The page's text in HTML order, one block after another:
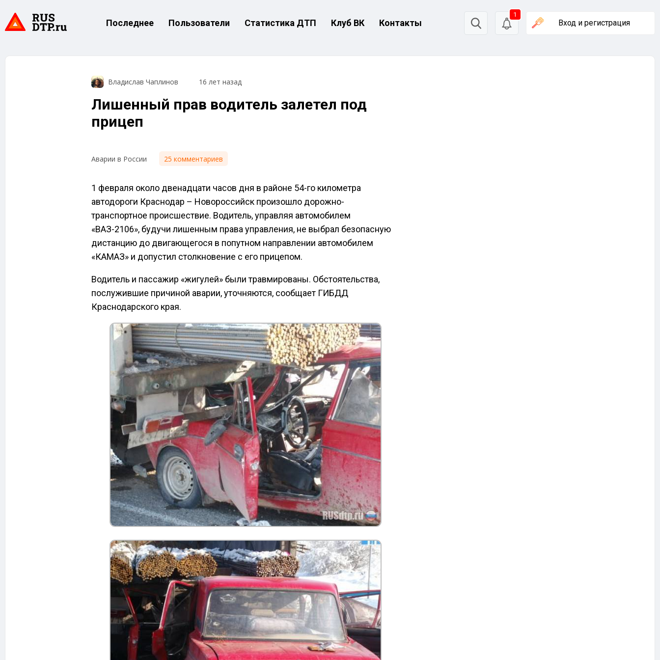
Последнее Пользователи Статистика ДТП Клуб ВК Контакты
1
Вход и регистрация
Владислав Чаплинов 16 лет назад
Лишенный прав водитель залетел под
прицеп
Аварии в России 25 комментариев
1 февраля около двенадцати часов дня в районе 54-го километра
автодороги Краснодар – Новороссийск произошло дорожно-
транспортное происшествие. Водитель, управляя автомобилем
«ВАЗ-2106», будучи лишенным права управления, не выбрал безопасную
дистанцию до двигающегося в попутном направлении автомобилем
«КАМАЗ» и допустил столкновение с его прицепом.
Водитель и пассажир «жигулей» были травмированы. Обстоятельства,
послужившие причиной аварии, уточняются, сообщает ГИБДД
Краснодарского края.